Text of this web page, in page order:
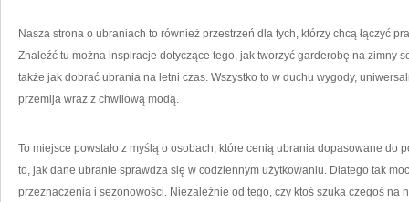
Nasza strona o ubraniach to również przestrzeń dla tych, którzy chcą łączyć
Znaleźć tu można inspiracje dotyczące tego, jak tworzyć garderobę na zimny
także jak dobrać ubrania na letni czas. Wszystko to w duchu wygody,
przemija wraz z chwilową modą.
To miejsce powstało z myślą o osobach, które cenią ubrania dopasowane do
to, jak dane ubranie sprawdza się w codziennym użytkowaniu. Dlatego tak
przeznaczenia i sezonowości. Niezależnie od tego, czy ktoś szuka czegoś na